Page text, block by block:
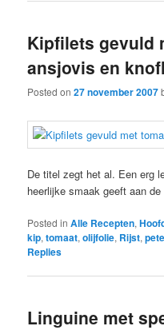
Kipfilets gevuld
ansjovis en
Posted on27 november 2007
De titel zegt het al. Een erg
heerlijke smaak geeft aan
Posted in Alle Recepten,
kip,tomaat,olijfolie, Rijst,
Replies
Linguine met